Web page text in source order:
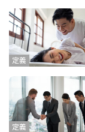
定義
定義